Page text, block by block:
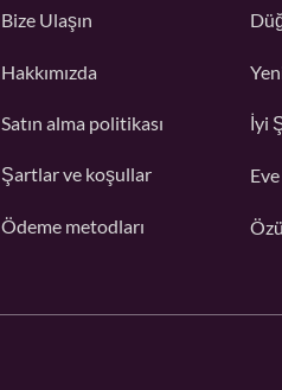
Bize Ulaşın
Hakkımızda
Satın alma politikası
Şartlar ve koşullar
Ödeme metodları
İyi